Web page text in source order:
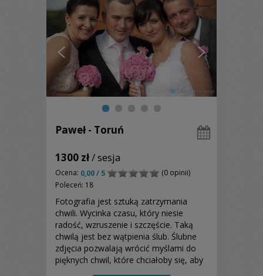
Paweł - Toruń
1300 zł/ sesja
Ocena: 0,00 / 5
(0 opinii)
Poleceń: 18
Fotografia jest sztuką zatrzymania
chwili. Wycinka czasu, który niesie
radość, wzruszenie i szczęście. Taką
chwilą jest bez wątpienia ślub. Ślubne
zdjęcia pozwalają wrócić myślami do
pięknych chwil, które chciałoby się, aby